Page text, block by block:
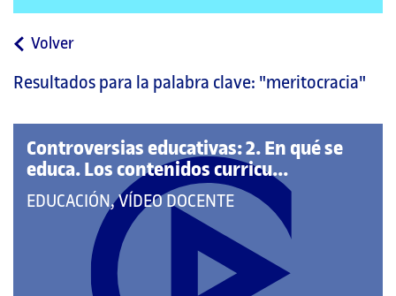
Volvera
página
Resultados para la palabra clave: "meritocracia"
Controversias educativas: 2. En qué se
educa. Los contenidos curricu...
QUE
PERTENECE
EDUCACIÓN, VÍDEO DOCENTE